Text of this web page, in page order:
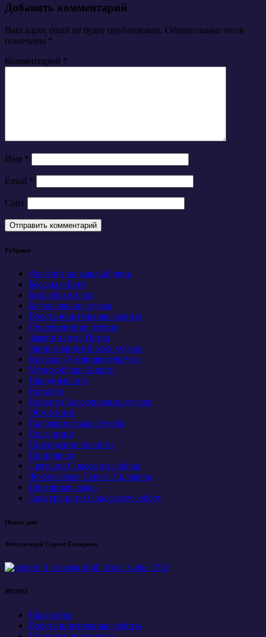
Добавить комментарий
Ваш адрес email не будет опубликован. Обязательные поля
помечены *
Комментарий *
Имя *
Email *
Сайт
Рубрики
Акафист на каждый день
Беседы о Боге
Библейский час
Богословские курсы
Восстановительные работы
Душеполезное чтение
Заметки отца Петра
Записи занятий всех курсов
Кружок Духовная культура
Мужской хор Анести
Народный хор
Новости
Новости Богословских курсов
Обзор книг
Паломническая служба
Праздники
Приходские новости
Проповеди
Святыни Спасского собора
Фотогалерея Сергея Склярова
Церковная лавка
Экскурсии по Спасскому собору
Икона дня
Фотогалерея Сергея Склярова
МЕНЮ
Наш собор
Восстановительные работы